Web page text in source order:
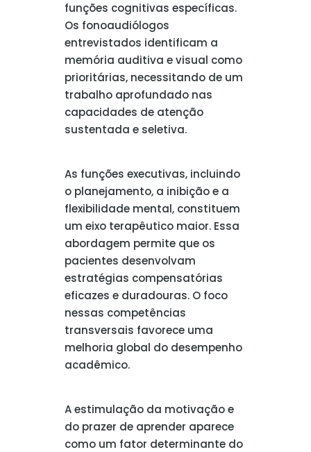
funções cognitivas específicas.
Os fonoaudiólogos
entrevistados identificam a
memória auditiva e visual como
prioritárias, necessitando de um
trabalho aprofundado nas
capacidades de atenção
sustentada e seletiva.
As funções executivas, incluindo
o planejamento, a inibição e a
flexibilidade mental, constituem
um eixo terapêutico maior. Essa
abordagem permite que os
pacientes desenvolvam
estratégias compensatórias
eficazes e duradouras. O foco
nessas competências
transversais favorece uma
melhoria global do desempenho
acadêmico.
A estimulação da motivação e
do prazer de aprender aparece
como um fator determinante do